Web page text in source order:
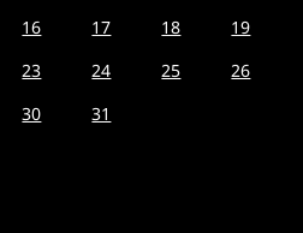
16 17 18
19
23 24 25
26
30
31